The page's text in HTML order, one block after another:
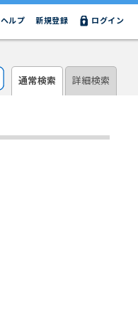
ログイン
新規登録
ヘルプ
通常検索 詳細検索